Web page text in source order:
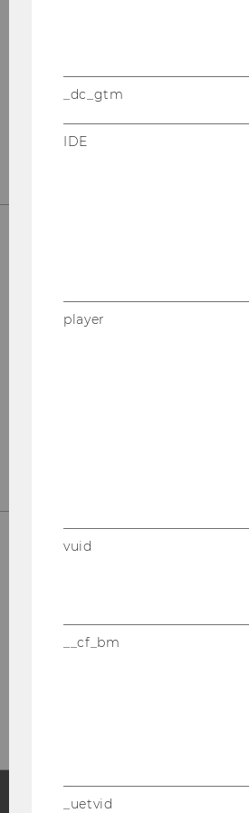
1020 Wien
+43-1-31336-4890
E-Mail:
UNSERE SOCIAL
Bitte klicken Sie hier
_dc_gtm
IDE
player
vuid
__cf_bm
_uetvid